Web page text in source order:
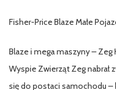
Fisher-Price Blaze Małe
Blaze i mega maszyny –
Wyspie Zwierząt Zeg nabrał
się do postaci samochodu –